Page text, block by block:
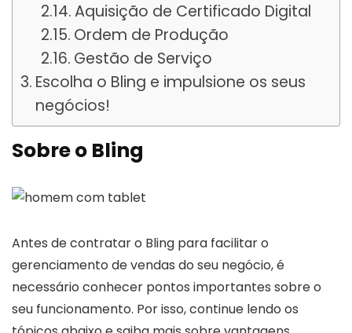
Aquisição de Certificado Digital
Ordem de Produção
Gestão de Serviço
Escolha o Bling e impulsione os seus
negócios!
Sobre o Bling
Antes de contratar o Bling para facilitar o
gerenciamento de vendas do seu negócio, é
necessário conhecer pontos importantes sobre o
seu funcionamento. Por isso, continue lendo os